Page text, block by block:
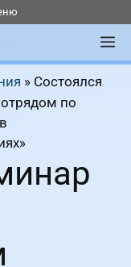
» Состоялся
по